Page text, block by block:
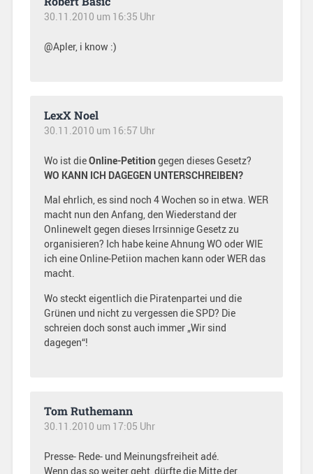
30.11.2010 um 16:35 Uhr
@Apler, i know :)
LexX Noel
30.11.2010 um 16:57 Uhr
Wo ist dieOnline-Petitiongegen dieses Gesetz?
WO KANN ICH DAGEGEN UNTERSCHREIBEN?
Mal ehrlich, es sind noch 4 Wochen so in etwa. WER
macht nun den Anfang, den Wiederstand der
Onlinewelt gegen dieses Irrsinnige Gesetz zu
organisieren? Ich habe keine Ahnung WO oder WIE
ich eine Online-Petiion machen kann oder WER das
macht.
Wo steckt eigentlich die Piratenpartei und die
Grünen und nicht zu vergessen die SPD? Die
schreien doch sonst auch immer „Wir sind
dagegen“!
Tom Ruthemann
30.11.2010 um 17:05 Uhr
Presse- Rede- und Meinungsfreiheit adé.
Wenn das so weiter geht, dürfte die Mitte der